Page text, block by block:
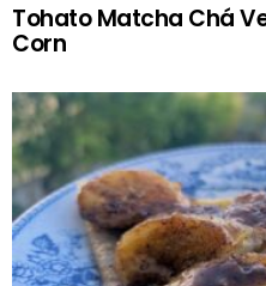
Tohato Matcha Chá
Corn